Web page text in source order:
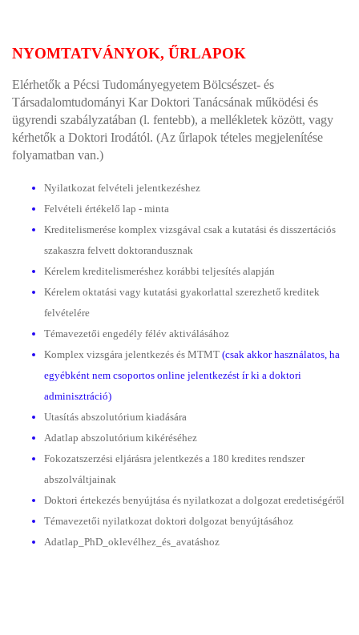
NYOMTATVÁNYOK, ŰRLAPOK
Elérhetők a Pécsi Tudományegyetem Bölcsészet- és
Társadalomtudományi Kar Doktori Tanácsának működési és
ügyrendi szabályzatában (l. fentebb), a mellékletek között, vagy
kérhetők a Doktori Irodától. (Az űrlapok tételes megjelenítése
folyamatban van.)
Nyilatkozat felvételi jelentkezéshez
Felvételi értékelő lap - minta
Kreditelismerése komplex vizsgával csak a kutatási és disszertációs
szakaszra felvett doktorandusznak
Kérelem kreditelismeréshez korábbi teljesítés alapján
Kérelem oktatási vagy kutatási gyakorlattal szerezhető kreditek
felvételére
Témavezetői engedély félév aktiválásához
Komplex vizsgára jelentkezés és MTMT (csak akkor használatos, ha
egyébként nem csoportos online jelentkezést ír ki a doktori
adminisztráció)
Utasítás abszolutórium kiadására
Adatlap abszolutórium kikéréséhez
Fokozatszerzési eljárásra jelentkezés a 180 kredites rendszer
abszolváltjainak
Doktori értekezés benyújtása és nyilatkozat a dolgozat eredetiségéről
Témavezetői nyilatkozat doktori dolgozat benyújtásához
Adatlap_PhD_oklevélhez_és_avatáshoz